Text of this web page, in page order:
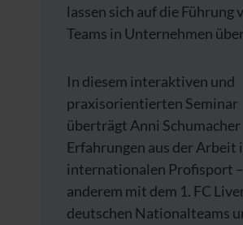
lassen sich auf die Führung
Teams in Unternehmen
In diesem interaktiven und
praxisorientierten Seminar
überträgt Anni Schumacher
Erfahrungen aus der Arbeit
internationalen Profisport
anderem mit dem 1. FC
deutschen Nationalteams